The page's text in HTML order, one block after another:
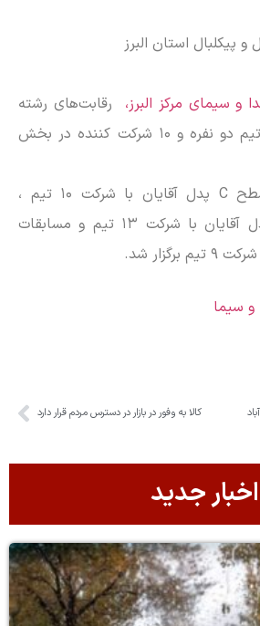
و سیمای مرکز البرز،
رقابت‌های رشته
پیکلبال با شرکت ۱۳ تیم دو نفره و ۱۰ شرکت کننده در بخش
همچنین مسابقات سطح C پدل آقایان با شرکت ۱۰ تیم ،
مسابقات سطح D پدل آقایان با شرکت ۱۳ تیم و مسابقات
و سیما
کالا به وفور در بازار در دسترس مردم قرار دارد
اخبار جدید